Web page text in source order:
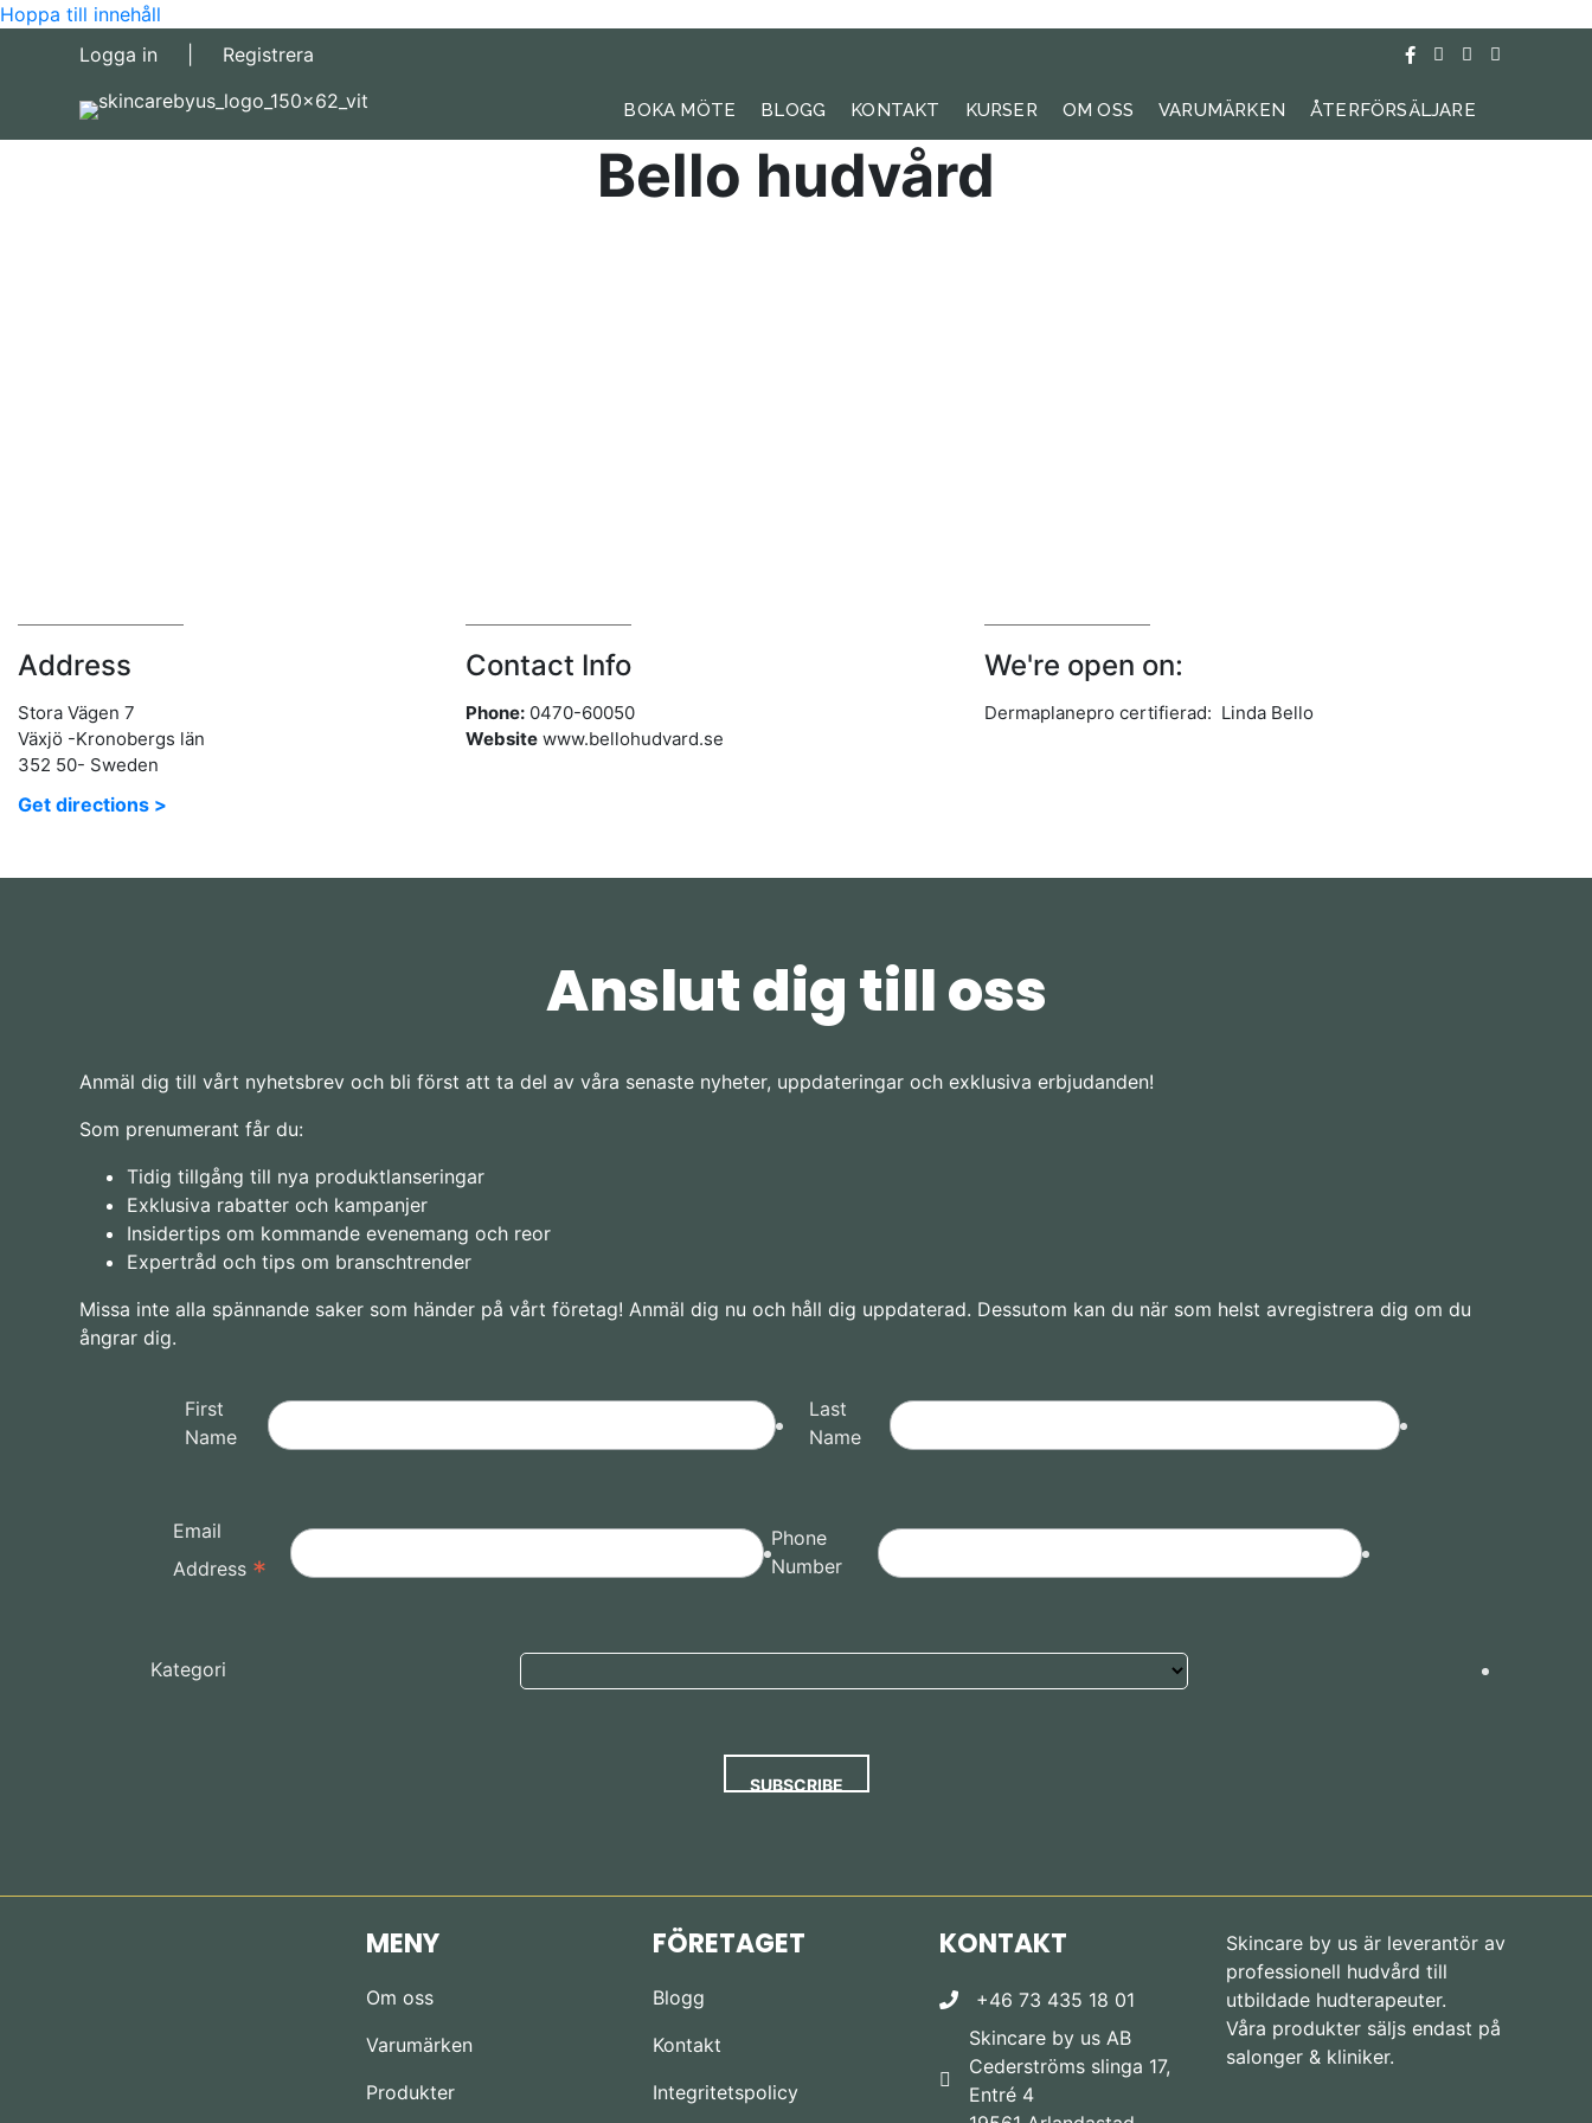
Hoppa till innehåll
Logga in
Registrera
BOKA MÖTE BLOGG KONTAKT KURSER OM OSS VARUMÄRKEN ÅTERFÖRSÄLJARE
Bello hudvård
Address
Stora Vägen 7
Växjö -Kronobergs län
352 50- Sweden
Get directions >
Contact Info
Phone: 0470-60050
Website www.bellohudvard.se
We're open on:
Dermaplanepro certifierad: Linda Bello
Anslut dig till oss
Anmäl dig till vårt nyhetsbrev och bli först att ta del av våra senaste nyheter, uppdateringar och exklusiva erbjudanden!
Som prenumerant får du:
Tidig tillgång till nya produktlanseringar
Exklusiva rabatter och kampanjer
Insidertips om kommande evenemang och reor
Expertråd och tips om branschtrender
Missa inte alla spännande saker som händer på vårt företag! Anmäl dig nu och håll dig uppdaterad. Dessutom kan du när som helst avregistrera dig om du
ångrar dig.
First
Name
Last
Name
Email
Address *
Phone
Number
Kategori
MENY
Om oss
Varumärken
Produkter
FÖRETAGET
Blogg
Kontakt
Integritetspolicy
KONTAKT
+46 73 435 18 01
Skincare by us AB
Cederströms slinga 17,
Entré 4
Skincare by us är leverantör av
professionell hudvård till
utbildade hudterapeuter.
Våra produkter säljs endast på
salonger & kliniker.